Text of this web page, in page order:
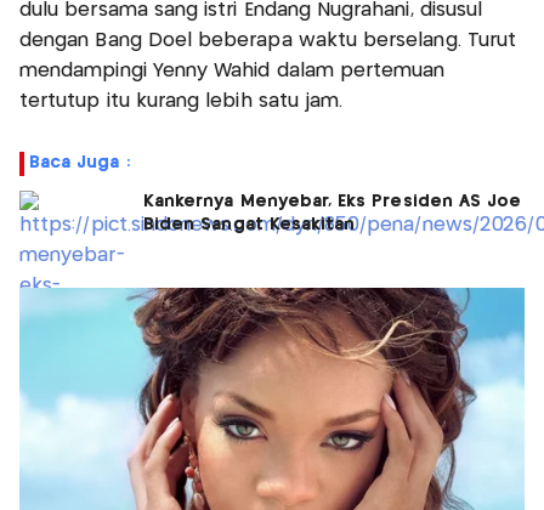
dulu bersama sang istri Endang Nugrahani, disusul
dengan Bang Doel beberapa waktu berselang. Turut
mendampingi Yenny Wahid dalam pertemuan
tertutup itu kurang lebih satu jam.
Baca Juga :
Kankernya Menyebar, Eks Presiden AS Joe
Biden Sangat Kesakitan